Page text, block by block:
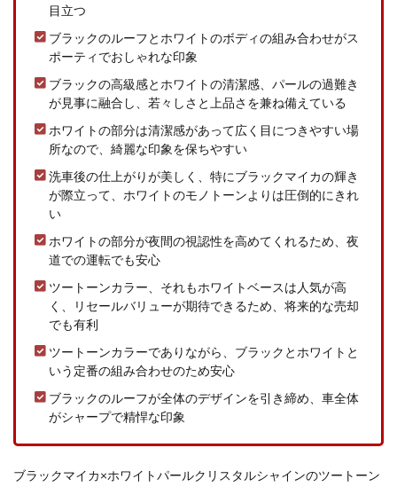
目立つ
ブラックのルーフとホワイトのボディの組み合わせがス
ポーティでおしゃれな印象
ブラックの高級感とホワイトの清潔感、パールの過難き
が見事に融合し、若々しさと上品さを兼ね備えている
ホワイトの部分は清潔感があって広く目につきやすい場
所なので、綺麗な印象を保ちやすい
洗車後の仕上がりが美しく、特にブラックマイカの輝き
が際立って、ホワイトのモノトーンよりは圧倒的にきれ
い
ホワイトの部分が夜間の視認性を高めてくれるため、夜
道での運転でも安心
ツートーンカラー、それもホワイトベースは人気が高
く、リセールバリューが期待できるため、将来的な売却
でも有利
ツートーンカラーでありながら、ブラックとホワイトと
いう定番の組み合わせのため安心
ブラックのルーフが全体のデザインを引き締め、車全体
がシャープで精悍な印象
ブラックマイカ×ホワイトパールクリスタルシャインのツートーン